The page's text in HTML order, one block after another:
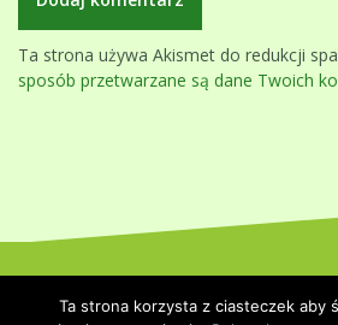
Ta strona używa Akismet do redukcji
sposób przetwarzane są dane Twoich
Themeisle.
Ta strona korzysta z ciasteczek aby